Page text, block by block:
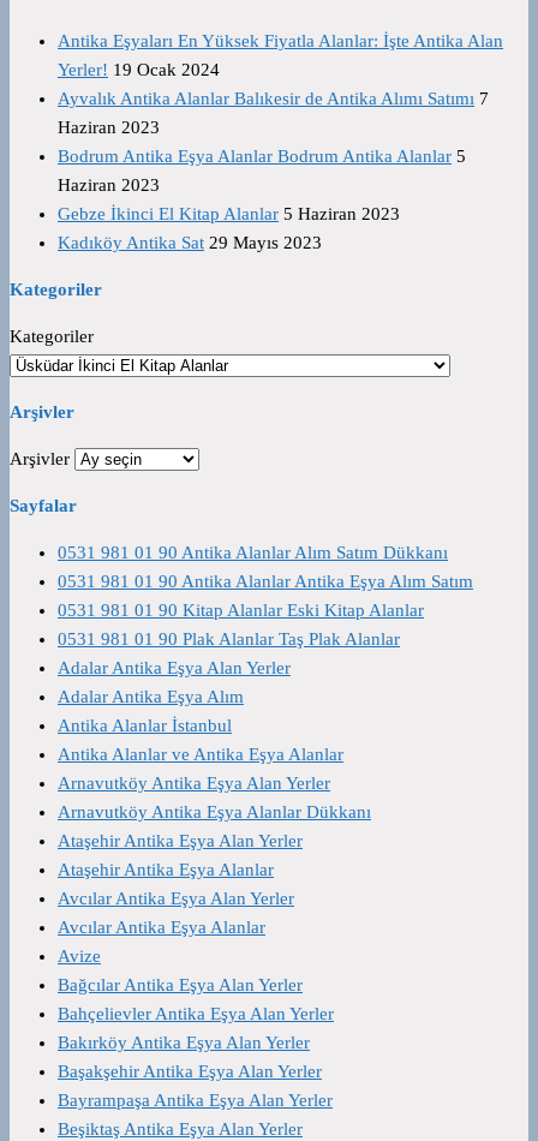
Antika Eşyaları En Yüksek Fiyatla Alanlar: İşte Antika Alan
Yerler! 19 Ocak 2024
Ayvalık Antika Alanlar Balıkesir de Antika Alımı Satımı 7
Haziran 2023
Bodrum Antika Eşya Alanlar Bodrum Antika Alanlar 5
Haziran 2023
Gebze İkinci El Kitap Alanlar 5 Haziran 2023
Kadıköy Antika Sat 29 Mayıs 2023
Kategoriler
Kategoriler
Arşivler
Arşivler
Sayfalar
0531 981 01 90 Antika Alanlar Alım Satım Dükkanı
0531 981 01 90 Antika Alanlar Antika Eşya Alım Satım
0531 981 01 90 Kitap Alanlar Eski Kitap Alanlar
0531 981 01 90 Plak Alanlar Taş Plak Alanlar
Adalar Antika Eşya Alan Yerler
Adalar Antika Eşya Alım
Antika Alanlar İstanbul
Antika Alanlar ve Antika Eşya Alanlar
Arnavutköy Antika Eşya Alan Yerler
Arnavutköy Antika Eşya Alanlar Dükkanı
Ataşehir Antika Eşya Alan Yerler
Ataşehir Antika Eşya Alanlar
Avcılar Antika Eşya Alan Yerler
Avcılar Antika Eşya Alanlar
Avize
Bağcılar Antika Eşya Alan Yerler
Bahçelievler Antika Eşya Alan Yerler
Bakırköy Antika Eşya Alan Yerler
Başakşehir Antika Eşya Alan Yerler
Bayrampaşa Antika Eşya Alan Yerler
Beşiktaş Antika Eşya Alan Yerler